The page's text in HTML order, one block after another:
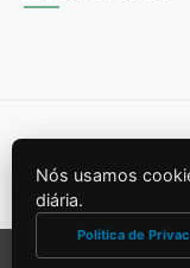
Construído para
Nós usamos
diária.
Política de